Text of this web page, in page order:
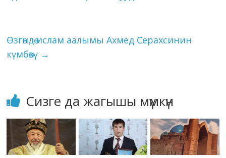
Өзгөндө ислам аалымы Ахмед Серахсинин
күмбөзү →
Сизге да жагышы мүмкүн